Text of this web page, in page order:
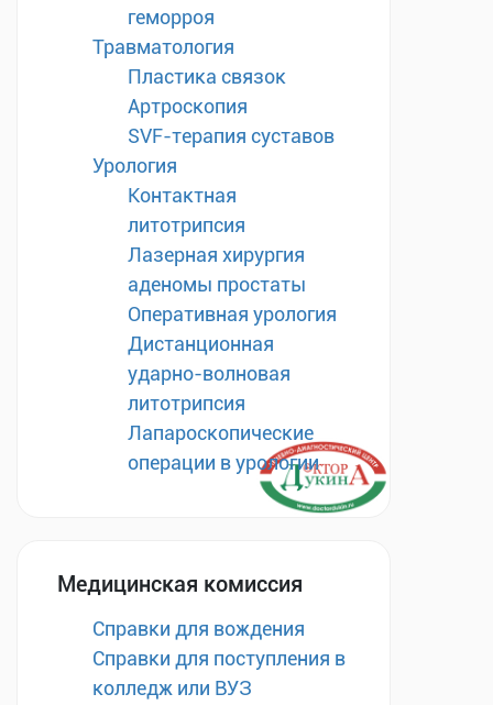
геморроя
Травматология
Пластика связок
Артроскопия
SVF-терапия суставов
Урология
Контактная
литотрипсия
Лазерная хирургия
аденомы простаты
Оперативная урология
Дистанционная
ударно-волновая
литотрипсия
Лапароскопические
операции в урологии
Медицинская комиссия
Справки для вождения
Справки для поступления в
колледж или ВУЗ